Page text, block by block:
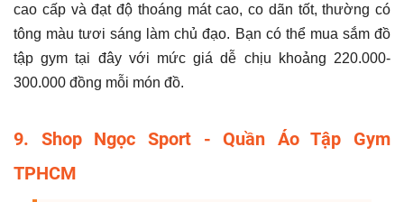
cao cấp và đạt độ thoáng mát cao, co dãn tốt, thường có
tông màu tươi sáng làm chủ đạo. Bạn có thể mua sắm đồ
tập gym tại đây với mức giá dễ chịu khoảng 220.000-
300.000 đồng mỗi món đồ.
9. Shop Ngọc Sport - Quần Áo Tập Gym
TPHCM